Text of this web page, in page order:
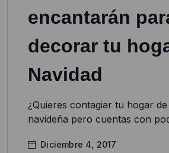
encantarán
decorar tu
Navidad
¿Quieres contagiar tu hogar de
navideña pero cuentas con
Diciembre 4, 2017